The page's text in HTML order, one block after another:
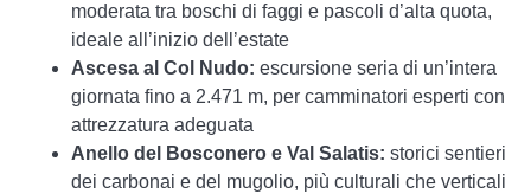
moderata tra boschi di faggi e pascoli d’alta quota,
ideale all’inizio dell’estate
Ascesa al Col Nudo: escursione seria di un’intera
giornata fino a 2.471 m, per camminatori esperti con
attrezzatura adeguata
Anello del Bosconero e Val Salatis: storici sentieri
dei carbonai e del mugolio, più culturali che verticali